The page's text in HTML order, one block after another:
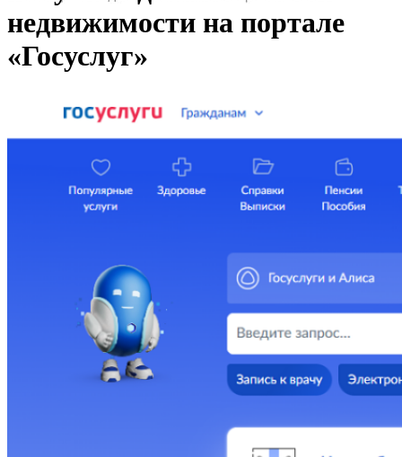
недвижимости на портале
«Госуслуг»